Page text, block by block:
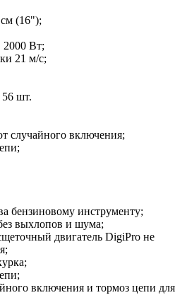
(16");
Вт;
21 м/c;
56 шт.
случайного включения;
бензиновому инструменту;
выхлопов и шума;
двигатель DigiPro не
включения и тормоз цепи для